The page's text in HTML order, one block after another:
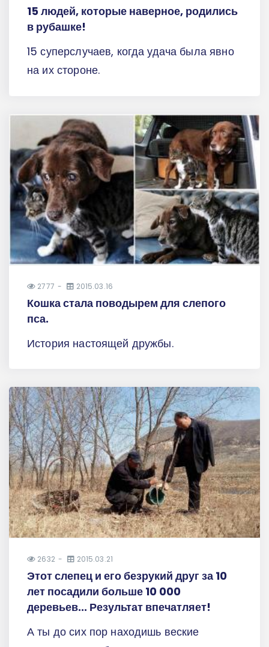
15 людей, которые наверное, родились
в рубашке!
15 суперслучаев, когда удача была явно
на их стороне.
2777 2015.03.16
Кошка стала поводырем для слепого
пса.
История настоящей дружбы.
2632 2015.03.21
Этот слепец и его безрукий друг за 10
лет посадили больше 10 000
деревьев... Результат впечатляет!
А ты до сих пор находишь веские